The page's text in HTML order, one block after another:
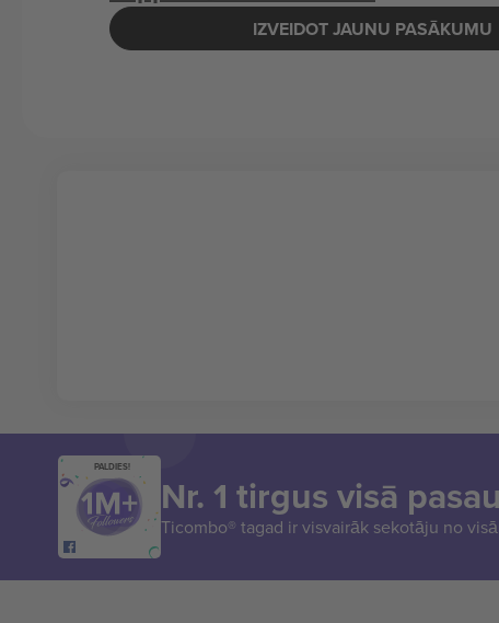
IZVEIDOT JAUNU PASĀKUMU
PALDIES!
Nr. 1 tirgus visā
Ticombo® tagad ir visvairāk sekotāju no